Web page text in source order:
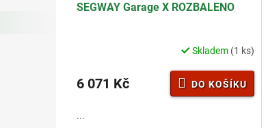
M
A
SEGWAY Garage X ROZBALENO
Skladem (1 ks)
6 071 Kč DO KOŠÍKU
...